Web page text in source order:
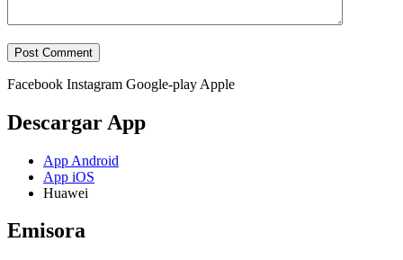
Facebook Instagram Google-play Apple
Descargar App
App Android
App iOS
Huawei
Emisora